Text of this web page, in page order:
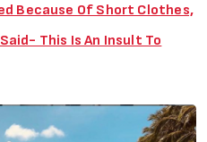
Because Of Short Clothes,
This Is An Insult To